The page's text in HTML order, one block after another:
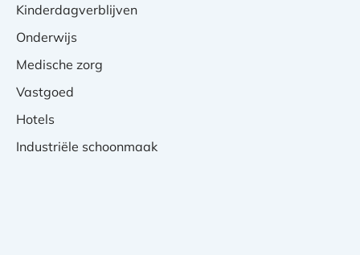
Kinderdagverblijven
Onderwijs
Medische zorg
Vastgoed
Hotels
Industriële schoonmaak